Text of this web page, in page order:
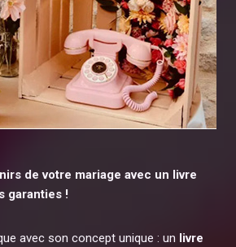
de votre mariage avec un livre
garanties !
avec son concept unique : un livre